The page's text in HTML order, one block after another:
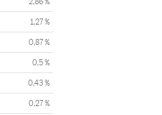
1,27 %
0,87 %
0,5 %
0,43 %
0,27 %